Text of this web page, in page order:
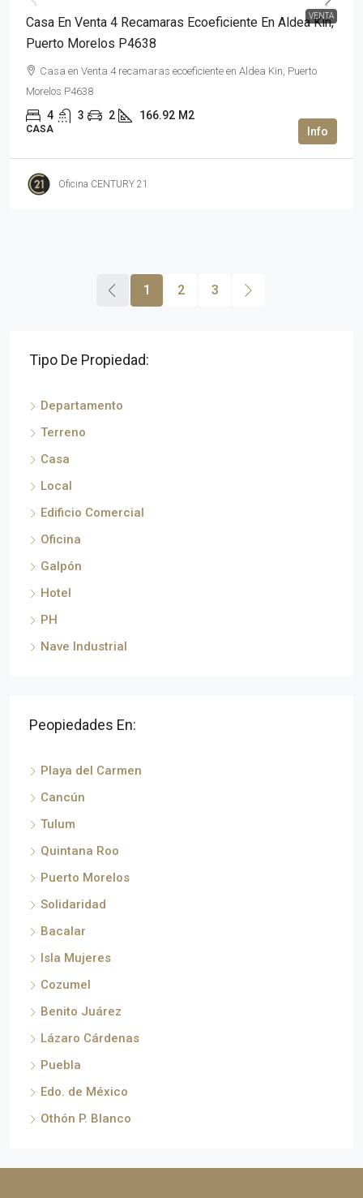
VENTA
Casa En Venta 4 Recamaras Ecoeficiente En Aldea Kin,
Puerto Morelos P4638
Casa en Venta 4 recamaras ecoeficiente en Aldea Kin, Puerto
Morelos P4638
4 3 2 166.92 M2
CASA
Oficina CENTURY 21
1 2 3
Tipo De Propiedad:
Departamento
Terreno
Casa
Local
Edificio Comercial
Oficina
Galpón
Hotel
PH
Nave Industrial
Peopiedades En:
Playa del Carmen
Cancún
Tulum
Quintana Roo
Puerto Morelos
Solidaridad
Bacalar
Isla Mujeres
Cozumel
Benito Juárez
Lázaro Cárdenas
Puebla
Edo. de México
Othón P. Blanco